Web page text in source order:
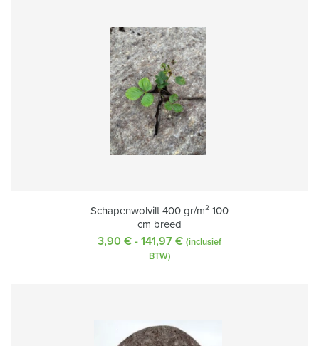
Schapenwolvilt 400 gr/m² 100
cm breed
3,90 € - 141,97 € Prijsklasse:
(inclusief
BTW)